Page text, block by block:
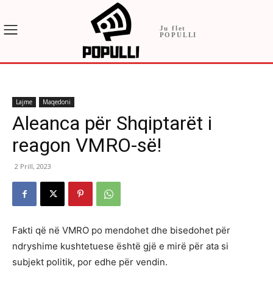
Ju flet
POPULLI
Lajme Maqedoni
Aleanca për Shqiptarët i
reagon VMRO-së!
2 Prill, 2023
Fakti që në VMRO po mendohet dhe bisedohet për
ndryshime kushtetuese është gjë e mirë për ata si
subjekt politik, por edhe për vendin.